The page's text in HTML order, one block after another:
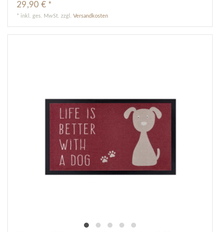
29,90 € *
* inkl. ges. MwSt. zzgl.Versandkosten